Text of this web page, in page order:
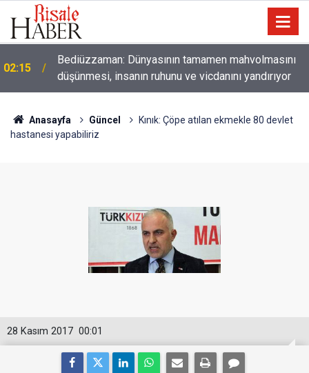
01:45 Paçalarını yerde sürünmeyecek şekilde yukarıda tut
Anasayfa Güncel
Kınık: Çöpe atılan ekmekle 80 devlet
hastanesi yapabiliriz
00:01
28 Kasım 2017